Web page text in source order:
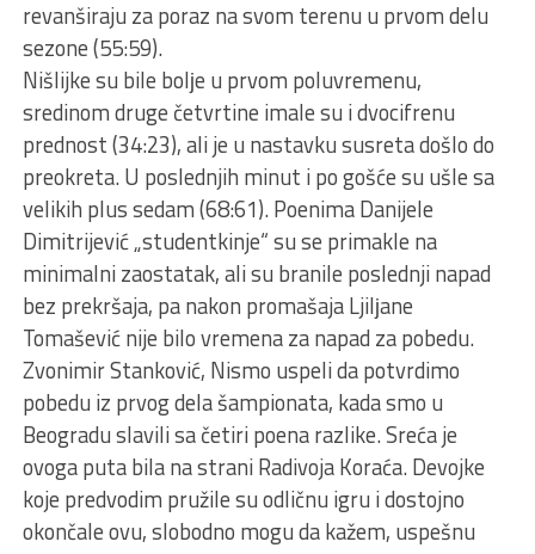
revanširaju za poraz na svom terenu u prvom delu
sezone (55:59).
Nišlijke su bile bolјe u prvom poluvremenu,
sredinom druge četvrtine imale su i dvocifrenu
prednost (34:23), ali je u nastavku susreta došlo do
preokreta. U poslednjih minut i po gošće su ušle sa
velikih plus sedam (68:61). Poenima Danijele
Dimitrijević „studentkinje“ su se primakle na
minimalni zaostatak, ali su branile poslednji napad
bez prekršaja, pa nakon promašaja Ljilјane
Tomašević nije bilo vremena za napad za pobedu.
Zvonimir Stanković, Nismo uspeli da potvrdimo
pobedu iz prvog dela šampionata, kada smo u
Beogradu slavili sa četiri poena razlike. Sreća je
ovoga puta bila na strani Radivoja Koraća. Devojke
koje predvodim pružile su odličnu igru i dostojno
okončale ovu, slobodno mogu da kažem, uspešnu